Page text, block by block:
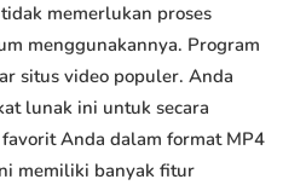
memerlukan proses
menggunakannya. Program
situs video populer. Anda
lunak ini untuk secara
Anda dalam format MP4
memiliki banyak fitur